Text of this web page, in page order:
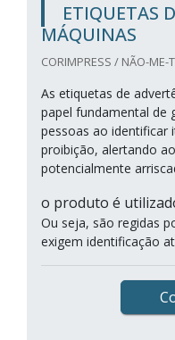
ETIQUETAS
MÁQUINAS
CORIMPRESS / NÃO-ME-
As etiquetas de
papel fundamental de
pessoas ao identificar
proibição, alertando
potencialmente
o produto é
Ou seja, são regidas
exigem identificação